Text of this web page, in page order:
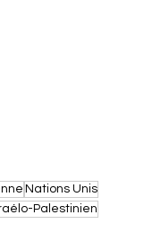
Nations Unis
Palestinien